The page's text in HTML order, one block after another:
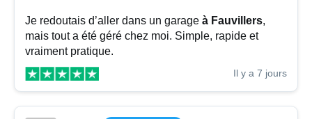
Je redoutais d’aller dans un garage à Fauvillers,
mais tout a été géré chez moi. Simple, rapide et
vraiment pratique.
Il y a 7 jours